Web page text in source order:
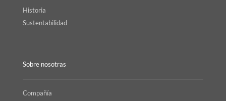
Historia
Sustentabilidad
Sobre nosotras
Compañía